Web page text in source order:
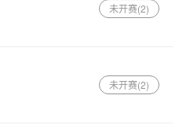
未开赛(2)
未开赛(2)